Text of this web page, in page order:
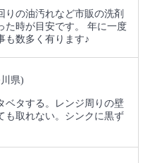
りの油汚れなど市販の洗剤
た時が目安です。 年に一度
も数多く有ります♪
県)
ベタする。レンジ周りの壁
も取れない。シンクに黒ず